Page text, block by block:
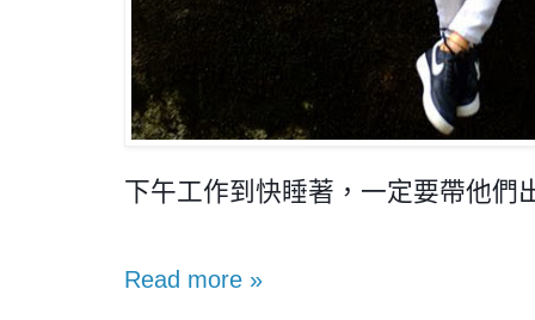
下午工作到快睡著，一定要帶他們
Read more »